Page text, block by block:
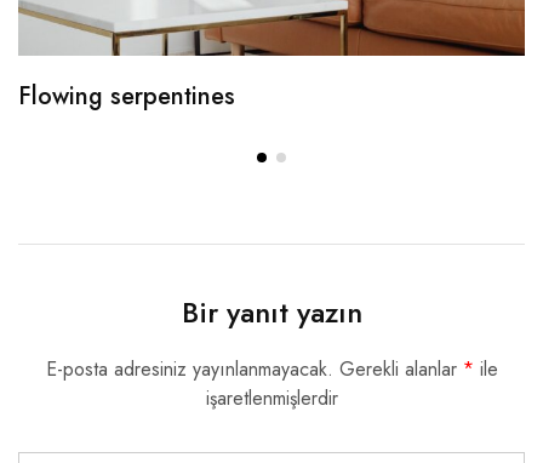
Flowing serpentines
Bir yanıt yazın
E-posta adresiniz yayınlanmayacak. Gerekli alanlar * ile
işaretlenmişlerdir